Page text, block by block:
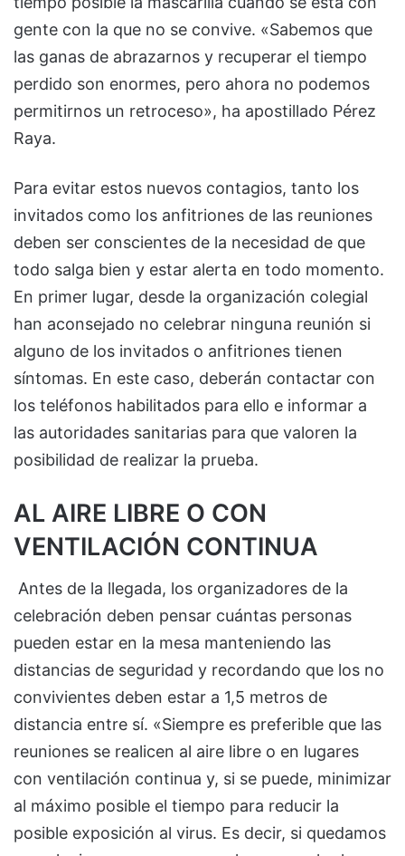
gente con la que no se convive. «Sabemos que
las ganas de abrazarnos y recuperar el tiempo
perdido son enormes, pero ahora no podemos
permitirnos un retroceso», ha apostillado Pérez
Raya.
Para evitar estos nuevos contagios, tanto los
invitados como los anfitriones de las reuniones
deben ser conscientes de la necesidad de que
todo salga bien y estar alerta en todo momento.
En primer lugar, desde la organización colegial
han aconsejado no celebrar ninguna reunión si
alguno de los invitados o anfitriones tienen
síntomas. En este caso, deberán contactar con
los teléfonos habilitados para ello e informar a
las autoridades sanitarias para que valoren la
posibilidad de realizar la prueba.
AL AIRE LIBRE O CON
VENTILACIÓN CONTINUA
Antes de la llegada, los organizadores de la
celebración deben pensar cuántas personas
pueden estar en la mesa manteniendo las
distancias de seguridad y recordando que los no
convivientes deben estar a 1,5 metros de
distancia entre sí. «Siempre es preferible que las
reuniones se realicen al aire libre o en lugares
con ventilación continua y, si se puede, minimizar
al máximo posible el tiempo para reducir la
posible exposición al virus. Es decir, si quedamos